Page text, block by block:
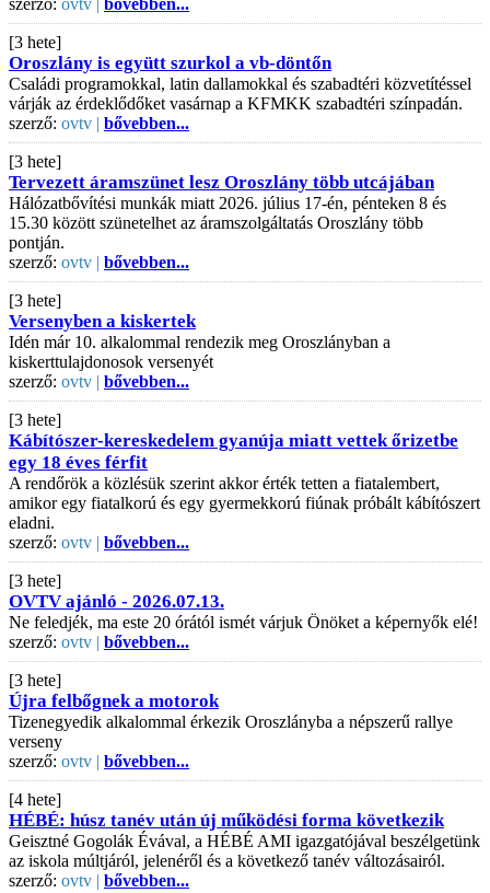
[3 hete]
Oroszlány is együtt szurkol a vb-döntőn
Családi programokkal, latin dallamokkal és szabadtéri közvetítéssel
várják az érdeklődőket vasárnap a KFMKK szabadtéri színpadán.
szerző: ovtv | bővebben...
[3 hete]
Tervezett áramszünet lesz Oroszlány több utcájában
Hálózatbővítési munkák miatt 2026. július 17-én, pénteken 8 és
15.30 között szünetelhet az áramszolgáltatás Oroszlány több
pontján.
szerző: ovtv | bővebben...
[3 hete]
Versenyben a kiskertek
Idén már 10. alkalommal rendezik meg Oroszlányban a
kiskerttulajdonosok versenyét
szerző: ovtv | bővebben...
[3 hete]
Kábítószer-kereskedelem gyanúja miatt vettek őrizetbe
egy 18 éves férfit
A rendőrök a közlésük szerint akkor érték tetten a fiatalembert,
amikor egy fiatalkorú és egy gyermekkorú fiúnak próbált kábítószert
eladni.
szerző: ovtv | bővebben...
[3 hete]
OVTV ajánló - 2026.07.13.
Ne feledjék, ma este 20 órától ismét várjuk Önöket a képernyők elé!
szerző: ovtv | bővebben...
[3 hete]
Újra felbőgnek a motorok
Tizenegyedik alkalommal érkezik Oroszlányba a népszerű rallye
verseny
szerző: ovtv | bővebben...
[4 hete]
HÉBÉ: húsz tanév után új működési forma következik
Geisztné Gogolák Évával, a HÉBÉ AMI igazgatójával beszélgetünk
az iskola múltjáról, jelenéről és a következő tanév változásairól.
szerző: ovtv | bővebben...